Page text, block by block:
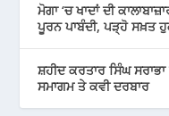
ਮੋਗਾ ‘ਚ ਖਾਦਾਂ ਦੀ
ਪੂਰਨ ਪਾਬੰਦੀ, ਪੜ੍ਹੋ ਸਖ਼ਤ
ਸ਼ਹੀਦ ਕਰਤਾਰ ਸਿੰਘ
ਸਮਾਗਮ ਤੇ ਕਵੀ ਦਰਬਾਰ